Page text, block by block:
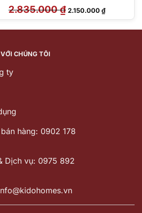
2.835.000₫ Giá
gốc
là:
2.150.000₫Giá
hiện
tại
2.150.000
CHÚNG TÔI
ty
hàng: 0902 178
Dịch vụ: 0975 892